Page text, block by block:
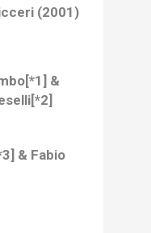
(2001)
&
& Fabio